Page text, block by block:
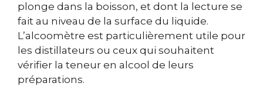
plonge dans la boisson, et dont la lecture se
fait au niveau de la surface du liquide.
L’alcoomètre est particulièrement utile pour
les distillateurs ou ceux qui souhaitent
vérifier la teneur en alcool de leurs
préparations.